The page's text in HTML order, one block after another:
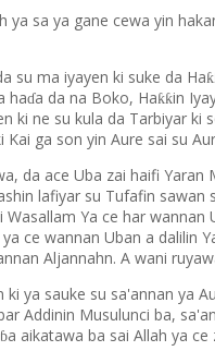
sa ya gane cewa yin
su ma iyayen ki suke da Ha
haɗa da na Boko, Haƙƙin
ki ne su kula da Tarbiyar ki
ga son yin Aure sai su
da ace Uba zai haifi Yaran
lafiyar su Tufafin
Ya ce har wannan
ce wannan Uban a dalilin
Aljannahn. A wani
ki ya sauke su sa'annan ya
Addinin Musulunci ba,
ɓa aikatawa ba sai Allah ya